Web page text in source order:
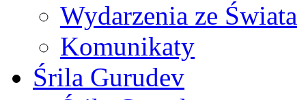
Wydarzenia ze Świata
Komunikaty
Śrila Gurudev